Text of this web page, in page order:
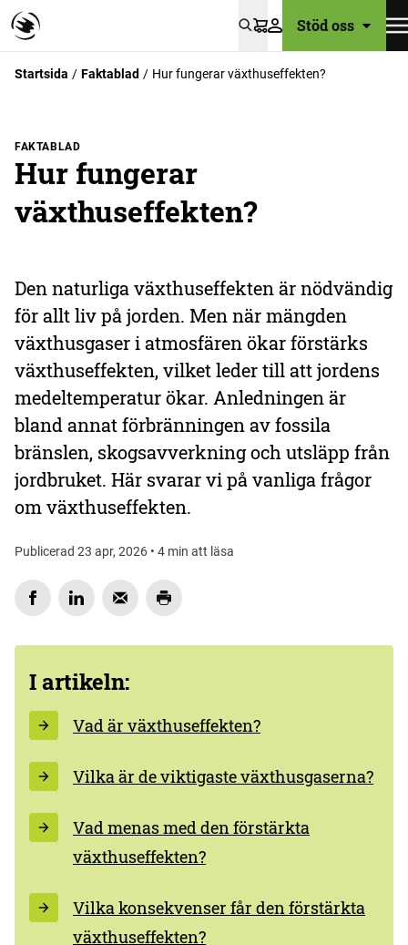
VarukorgStöd oss
Startsida Faktablad Hur fungerar växthuseffekten?
FAKTABLAD
Hur fungerar
växthuseffekten?
Den naturliga växthuseffekten är nödvändig
för allt liv på jorden. Men när mängden
växthusgaser i atmosfären ökar förstärks
växthuseffekten, vilket leder till att jordens
medeltemperatur ökar. Anledningen är
bland annat förbränningen av fossila
bränslen, skogsavverkning och utsläpp från
jordbruket. Här svarar vi på vanliga frågor
om växthuseffekten.
Publicerad 23 apr, 2026 • 4 min att läsa
I artikeln:
Vad är växthuseffekten?
Vilka är de viktigaste växthusgaserna?
Vad menas med den förstärkta
växthuseffekten?
Vilka konsekvenser får den förstärkta
växthuseffekten?